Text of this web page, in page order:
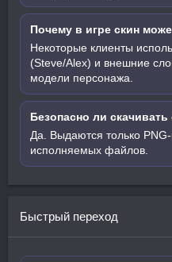
Почему в игре скин
Некоторые клиенты
(Steve/Alex) и внешние
модели персонажа.
Безопасно ли
Да. Выдаются только
исполняемых файлов.
Быстрый переход